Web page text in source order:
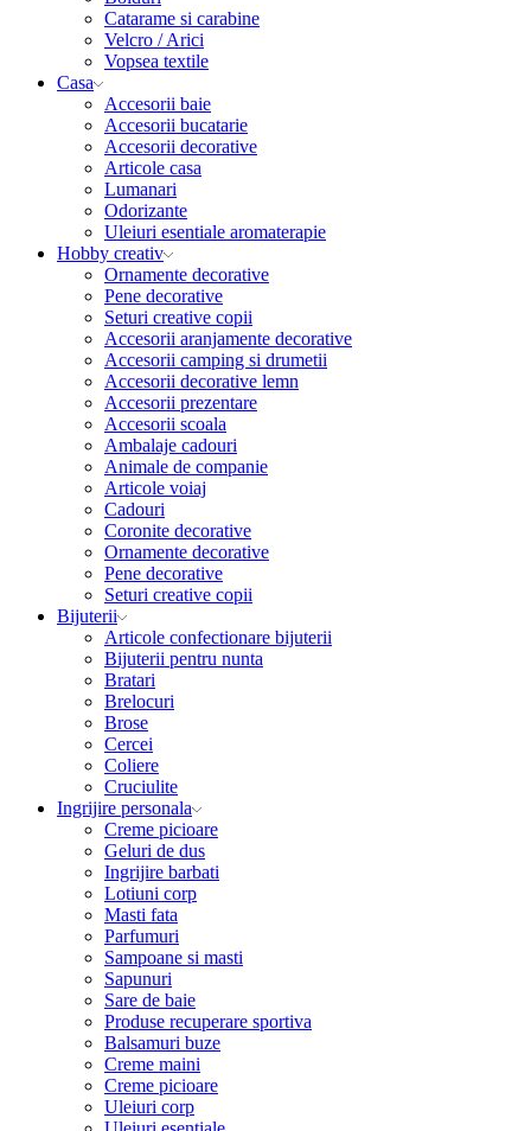
Catarame si carabine
Velcro / Arici
Vopsea textile
Casa
Accesorii baie
Accesorii bucatarie
Accesorii decorative
Articole casa
Lumanari
Odorizante
Uleiuri esentiale aromaterapie
Hobby creativ
Ornamente decorative
Pene decorative
Seturi creative copii
Accesorii aranjamente decorative
Accesorii camping si drumetii
Accesorii decorative lemn
Accesorii prezentare
Accesorii scoala
Ambalaje cadouri
Animale de companie
Articole voiaj
Cadouri
Coronite decorative
Ornamente decorative
Pene decorative
Seturi creative copii
Bijuterii
Articole confectionare bijuterii
Bijuterii pentru nunta
Bratari
Brelocuri
Brose
Cercei
Coliere
Cruciulite
Ingrijire personala
Creme picioare
Geluri de dus
Ingrijire barbati
Lotiuni corp
Masti fata
Parfumuri
Sampoane si masti
Sapunuri
Sare de baie
Produse recuperare sportiva
Balsamuri buze
Creme maini
Creme picioare
Uleiuri corp